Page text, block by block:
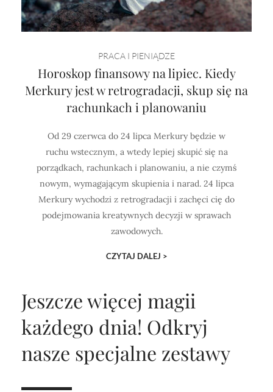
PRACA I PIENIĄDZE
Horoskop finansowy na lipiec. Kiedy
Merkury jest w retrogradacji, skup się na
rachunkach i planowaniu
Od 29 czerwca do 24 lipca Merkury będzie w
ruchu wstecznym, a wtedy lepiej skupić się na
porządkach, rachunkach i planowaniu, a nie czymś
nowym, wymagającym skupienia i narad. 24 lipca
Merkury wychodzi z retrogradacji i zachęci cię do
podejmowania kreatywnych decyzji w sprawach
zawodowych.
CZYTAJ DALEJ >
Jeszcze więcej magii
każdego dnia! Odkryj
nasze specjalne zestawy